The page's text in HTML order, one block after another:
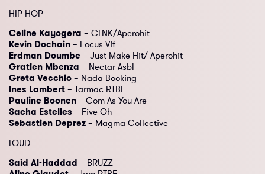
HIP HOP
Celine Kayogera – CLNK/Aperohit
Kevin Dochain – Focus Vif
Erdman Doumbe – Just Make Hit/ Aperohit
Gratien Mbenza – Nectar Asbl
Greta Vecchio – Nada Booking
Ines Lambert – Tarmac RTBF
Pauline Boonen – Com As You Are
Sacha Estelles – Five Oh
Sebastien Deprez – Magma Collective
LOUD
Said Al-Haddad – BRUZZ